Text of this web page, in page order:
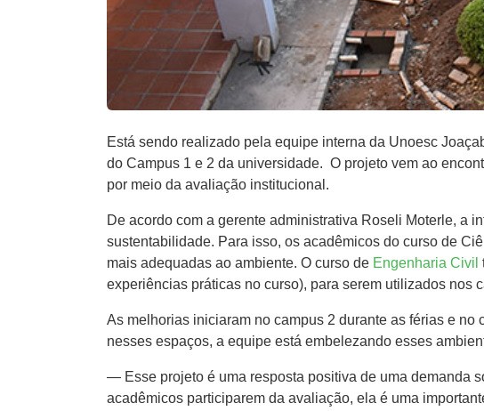
Está sendo realizado pela equipe interna da Unoesc
do Campus 1 e 2 da universidade. O projeto vem ao
por meio da avaliação institucional.
De acordo com a gerente administrativa Roseli Moterle, a
sustentabilidade. Para isso, os acadêmicos do curso de
mais adequadas ao ambiente. O curso de Engenharia Civil
experiências práticas no curso), para serem utilizados nos
As melhorias iniciaram no campus 2 durante as férias e
nesses espaços, a equipe está embelezando esses
— Esse projeto é uma resposta positiva de uma demanda
acadêmicos participarem da avaliação, ela é uma